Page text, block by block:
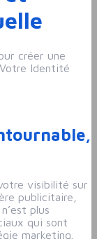
créer une
Identité
visibilité sur
publicitaire,
plus
qui sont
marketing.